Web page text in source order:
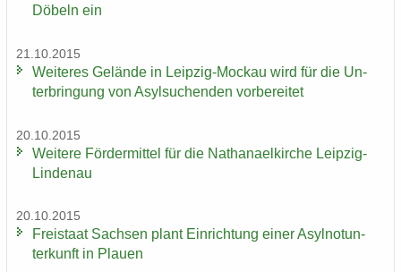
Dö­beln ein
21.10.2015
Wei­te­res Ge­län­de in Leipzig-​Mockau wird für die Un­
ter­brin­gung von Asyl­su­chen­den vor­be­rei­tet
20.10.2015
Wei­te­re För­der­mit­tel für die Na­tha­nael­kir­che Leipzig-​
Lindenau
20.10.2015
Frei­staat Sach­sen plant Ein­rich­tung einer Asyl­not­un­
ter­kunft in Plau­en